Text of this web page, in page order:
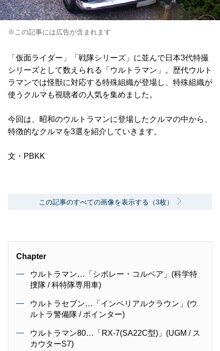
※この記事には広告が含まれます
「仮面ライダー」「戦隊シリーズ」に並んで日本3代特撮
シリーズとして数えられる「ウルトラマン」。歴代ウルト
ラマンでは怪獣に対応する特殊組織が登場し、特殊組織が
使うクルマも視聴者の人気を集めました。
今回は、昭和のウルトラマンに登場したクルマの中から、
特徴的なクルマを3選を紹介していきます。
文・PBKK
この記事のすべての画像を表示する（3枚）
Chapter
ウルトラマン…「シボレー・コルベア」(科学特
捜隊 / 科特隊専用車)
ウルトラセブン…「インペリアルクラウン」(ウ
ルトラ警備隊 / ポインター)
ウルトラマン80…「RX-7(SA22C型)」(UGM / ス
カウターS7)